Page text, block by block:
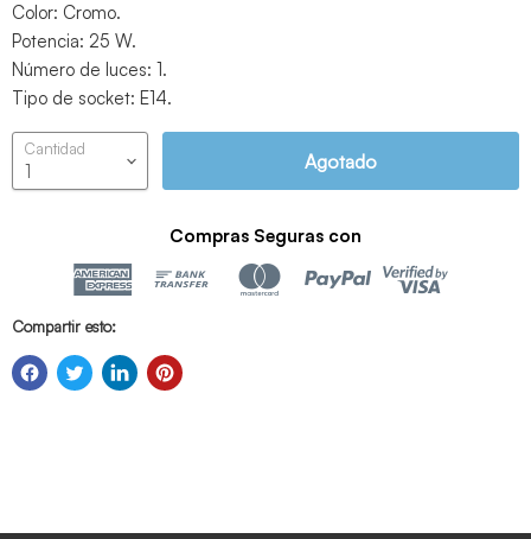
Color: Cromo.
Potencia: 25 W.
Número de luces: 1.
Tipo de socket: E14.
Cantidad
Agotado
Compras Seguras con
Compartir esto: